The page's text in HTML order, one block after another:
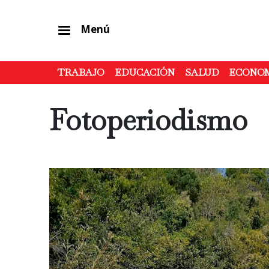
Menú
TRABAJO EDUCACIÓN SALUD
Fotoperiodismo